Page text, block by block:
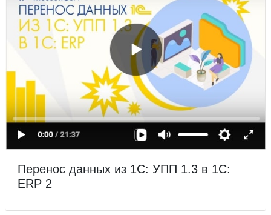
Перенос данных из 1С: УПП 1.3 в 1С:
ERP 2